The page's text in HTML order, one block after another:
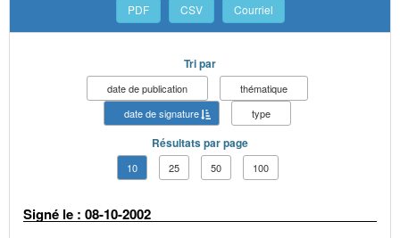
PDF CSV Courriel
Tri par
date de publication
thématique
date de signature
type
Résultats par page
10 25 50 100
Signé le : 08-10-2002